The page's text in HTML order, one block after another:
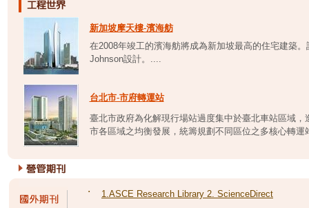
新加坡摩天樓-濱海舫
在2008年竣工的濱海舫將成為新加坡最高的住宅建築
Johnson設計。....
台北市-市府轉運站
臺北市政府為化解現行場站過度集中於臺北車站區域
市各區域之均衡發展，統籌規劃不同區位之多核心轉運
˙ 1.ASCE Research Library 2. ScienceDirect